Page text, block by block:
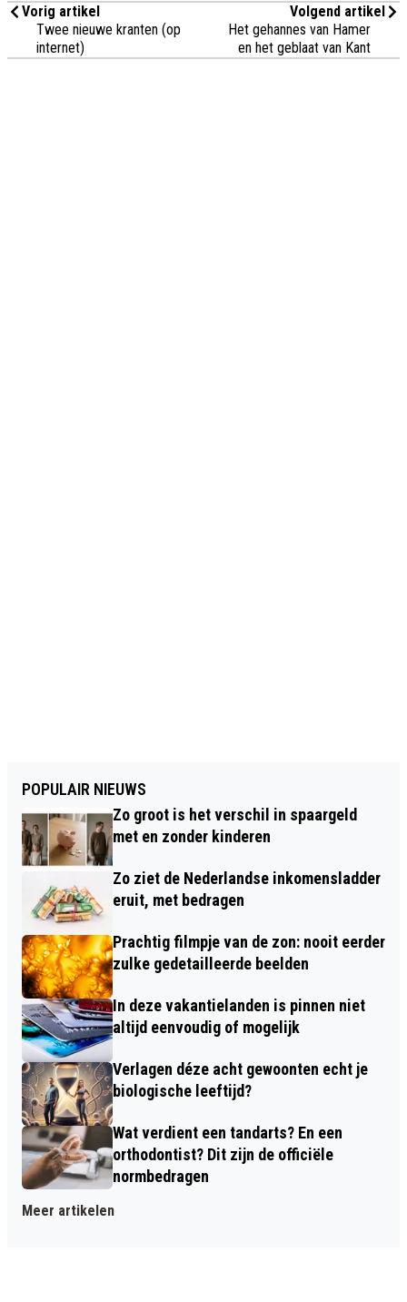
Vorig artikel
Twee nieuwe kranten (op
internet)
Volgend artikel
Het gehannes van Hamer
en het geblaat van Kant
POPULAIR NIEUWS
Zo groot is het verschil in spaargeld
met en zonder kinderen
Zo ziet de Nederlandse inkomensladder
eruit, met bedragen
Prachtig filmpje van de zon: nooit eerder
zulke gedetailleerde beelden
In deze vakantielanden is pinnen niet
altijd eenvoudig of mogelijk
Verlagen déze acht gewoonten echt je
biologische leeftijd?
Wat verdient een tandarts? En een
orthodontist? Dit zijn de officiële
normbedragen
Meer artikelen